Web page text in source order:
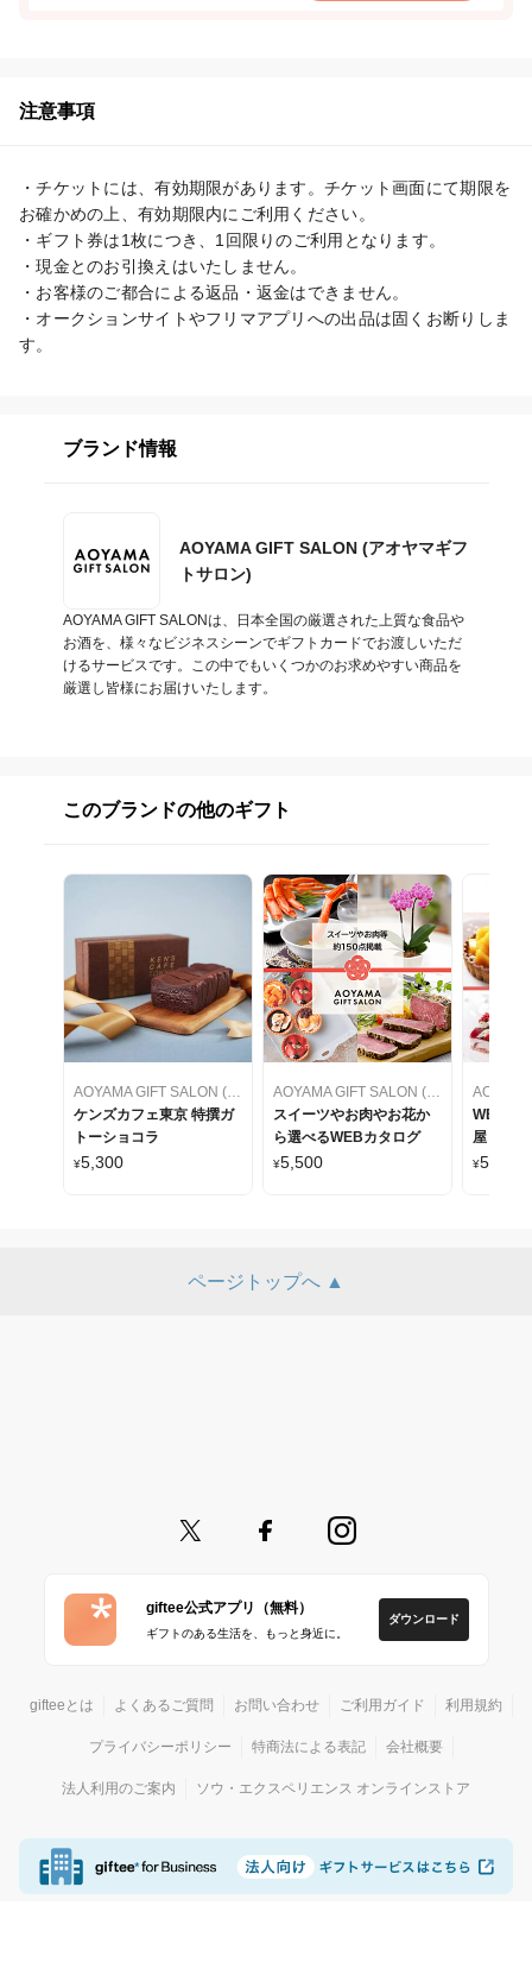
注意事項
・チケットには、有効期限があります。チケット画面にて期限を
お確かめの上、有効期限内にご利用ください。
・ギフト券は1枚につき、1回限りのご利用となります。
・現金とのお引換えはいたしません。
・お客様のご都合による返品・返金はできません。
・オークションサイトやフリマアプリへの出品は固くお断りしま
す。
ブランド情報
AOYAMA GIFT SALON (アオヤマギフ
トサロン)
AOYAMA GIFT SALONは、日本全国の厳選された上質な食品や
お酒を、様々なビジネスシーンでギフトカードでお渡しいただ
けるサービスです。この中でもいくつかのお求めやすい商品を
厳選し皆様にお届けいたします。
このブランドの他のギフト
AOYAMA GIFT SALON (アオヤマギフトサロン)
ケンズカフェ東京 特撰ガ
トーショコラ
¥5,300
AOYAMA GIFT SALON (アオヤマギフトサロン)
スイーツやお肉やお花か
ら選べるWEBカタログ
¥5,500
WEBカ
屋 ケー
をセレク
¥5,500
ページトップへ ▲
giftee公式アプリ（無料）
ギフトのある生活を、もっと身近に。
ダウンロード
gifteeとは よくあるご質問 お問い合わせ ご利用ガイド 利用規約
プライバシーポリシー 特商法による表記 会社概要
法人利用のご案内 ソウ・エクスペリエンス オンラインストア